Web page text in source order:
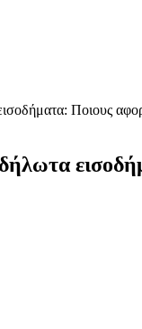
Ποιους